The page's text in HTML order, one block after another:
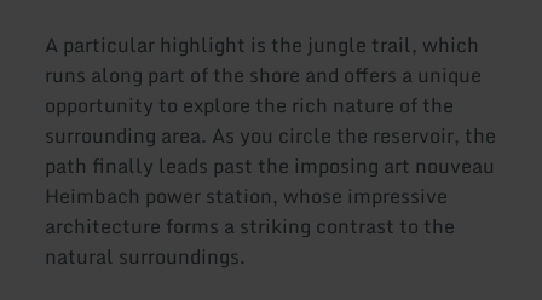
A particular highlight is the jungle trail, which
runs along part of the shore and offers a unique
opportunity to explore the rich nature of the
surrounding area. As you circle the reservoir, the
path finally leads past the imposing art nouveau
Heimbach power station, whose impressive
architecture forms a striking contrast to the
natural surroundings.